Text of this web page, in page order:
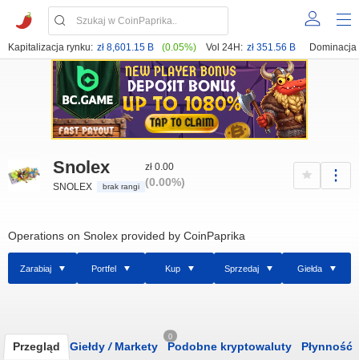
Kapitalizacja rynku: zł 8,601.15 B (0.05%) Vol 24H: zł 351.56 B Dominacja
Snolex
SNOLEX brak rangi
zł 0.00
(0.00%)
Operations on Snolex provided by CoinPaprika
Zarabiaj Portfel Kup Sprzedaj Giełda
Przegląd Giełdy /Markety
0
Podobne kryptowaluty Płynność